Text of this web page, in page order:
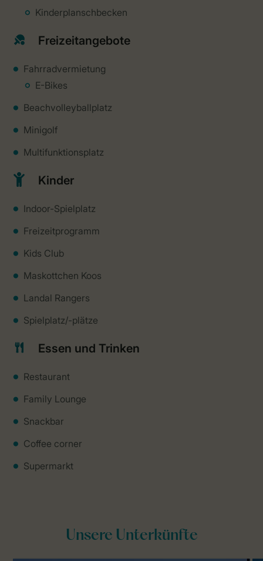
Kinderplanschbecken
Freizeitangebote
Fahrradvermietung
E-Bikes
Beachvolleyballplatz
Minigolf
Multifunktionsplatz
Kinder
Indoor-Spielplatz
Freizeitprogramm
Kids Club
Maskottchen Koos
Landal Rangers
Spielplatz/-plätze
Essen und Trinken
Restaurant
Family Lounge
Snackbar
Coffee corner
Supermarkt